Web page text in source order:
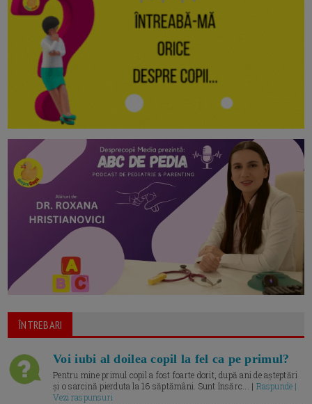
ÎNTREBARI
Voi iubi al doilea copil la fel ca pe primul?
Pentru mine primul copil a fost foarte dorit, după ani de așteptări
și o sarcină pierduta la 16 săptămâni. Sunt însărc... | Raspunde |
Vezi raspunsuri